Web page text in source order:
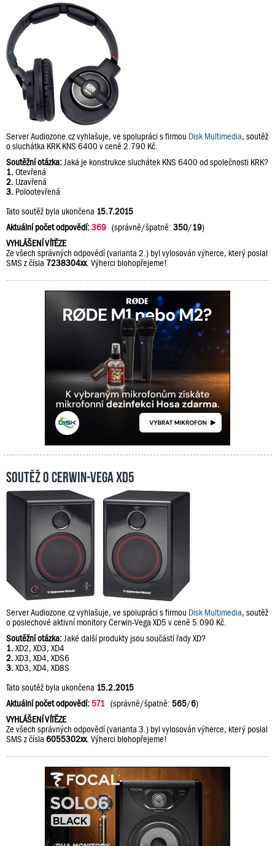
Server Audiozone.cz vyhlašuje, ve spolupráci s firmou Disk Multimedia, soutěž
o sluchátka KRK KNS 6400 v ceně 2.790 Kč.
Soutěžní otázka:Jaká je konstrukce sluchátek KNS 6400 od společnosti KRK?
1.Otevřená
2. Uzavřená
3. Polootevřená
Tato soutěž byla ukončena 15.7.2015
Aktuální počet odpovědí:369 (správně/špatně: 350/19)
VYHLÁŠENÍ VÍTĚZE
Ze všech správných odpovědí (varianta 2.) byl vylosován výherce, který poslal
SMS z čísla 7238304xx. Výherci blohopřejeme!
Soutěž o Cerwin-Vega XD5
Server Audiozone.cz vyhlašuje, ve spolupráci s firmou Disk Multimedia, soutěž
o poslechové aktivní monitory Cerwin-Vega XD5 v ceně 5.090 Kč.
Soutěžní otázka: Jaké další produkty jsou součástí řady XD?
1. XD2, XD3, XD4
2. XD3, XD4, XDS6
3. XD3, XD4, XD8S
Tato soutěž byla ukončena 15.2.2015
Aktuální počet odpovědí:571 (správně/špatně: 565/6)
VYHLÁŠENÍ VÍTĚZE
Ze všech správných odpovědí (varianta 3.) byl vylosován výherce, který poslal
SMS z čísla 6055302xx. Výherci blohopřejeme!